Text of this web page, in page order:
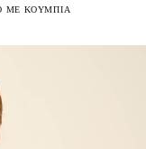
ΜΕ ΚΟΥΜΠΙΑ